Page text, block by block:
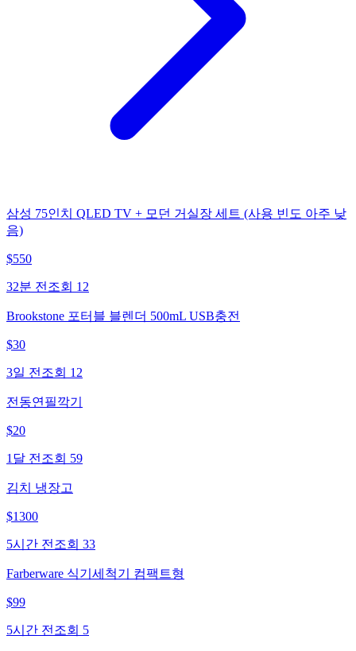
삼성 75인치 QLED TV + 모던 거실장 세트 (사용 빈도 아주 낮
음)
$550
32분 전 조회 12
Brookstone 포터블 블렌더 500mL USB충전
$30
3일 전 조회 12
전동연필깍기
$20
1달 전 조회 59
김치 냉장고
$1300
5시간 전 조회 33
Farberware 식기세척기 컴팩트형
$99
5시간 전 조회 5